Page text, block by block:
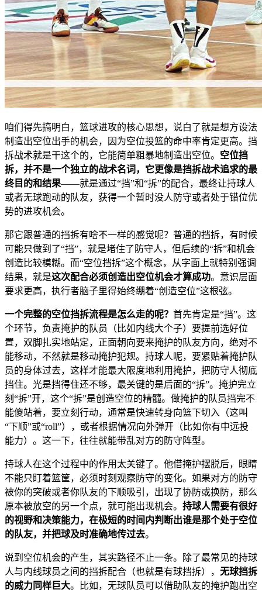
咱们得先搞明白，篮球进攻的核心思想，说白了就是想方设法
制造出空位出手的机会，因为空位投篮的命中率肯定更高。挡
拆战术就是干这个的，它能简单粗暴地制造出空位。 空位挡
拆，并不是一个独立的战术名词，它更像是挡拆战术追求的最
终目的和结果——就是通过“挡”和“拆”的配合，最终让持球人
或者无球跑动的队友，获得一个暂时没人防守或者处于错位优
势的进攻机会。
那它跟普通的挡拆有啥不一样的感觉呢？普通的挡拆，有时候
可能只做到了“挡”，就是堵住了防守人，但后续的“拆”和机会
创造比较模糊。而“空位挡拆”这个概念，从字面上就特别强调
结果，就是这次配合必须创造出空位机会才算成功。意识层面
要求更高，执行者脑子里得始终绷着“创造空位”这根弦。
一个完整的空位挡拆流程是怎么走的呢？ 首先肯定是“挡”。这
个环节，负责掩护的队员（比如内线大个子）要提前选好位
置，双脚扎实地站定，正面朝向要来掩护的队友方向，绝对不
能移动，不然就是移动掩护犯规。持球人呢，要紧贴着掩护队
员的身体过去，这样才能最大限度地利用掩护，把防守人彻底
挡住。光是挡得住还不够，最关键的是后面的“拆”。掩护完立
刻“拆”开，这个“拆”是创造空位的精髓。做掩护的队员挡完不
能傻站着，要立刻行动，通常是快速转身向篮下切入（这叫
“下顺”或“roll”），或者根据情况向外弹开（比如你有中远投
能力）。这一下，往往就能带乱对方的防守阵型。
持球人在这个过程中的作用太关键了。他借掩护摆脱后，眼睛
不能只盯着篮筐，必须时刻观察防守的变化。如果对方的防守
被你的突破或者你队友的下顺吸引，出现了协防或换防，那么
原本被放空的另一个点，就可能出现机会。 持球人需要有很好
的视野和决策能力，在极短的时间内判断出谁是那个处于空位
的队友，并把球及时准确地传过去。
说到空位机会的产生，其实路径不止一条。除了最常见的持球
人与内线球员之间的挡拆配合（也就是有球挡拆）， 无球挡拆
的威力同样巨大。比如，无球队员可以借助队友的掩护跑出空